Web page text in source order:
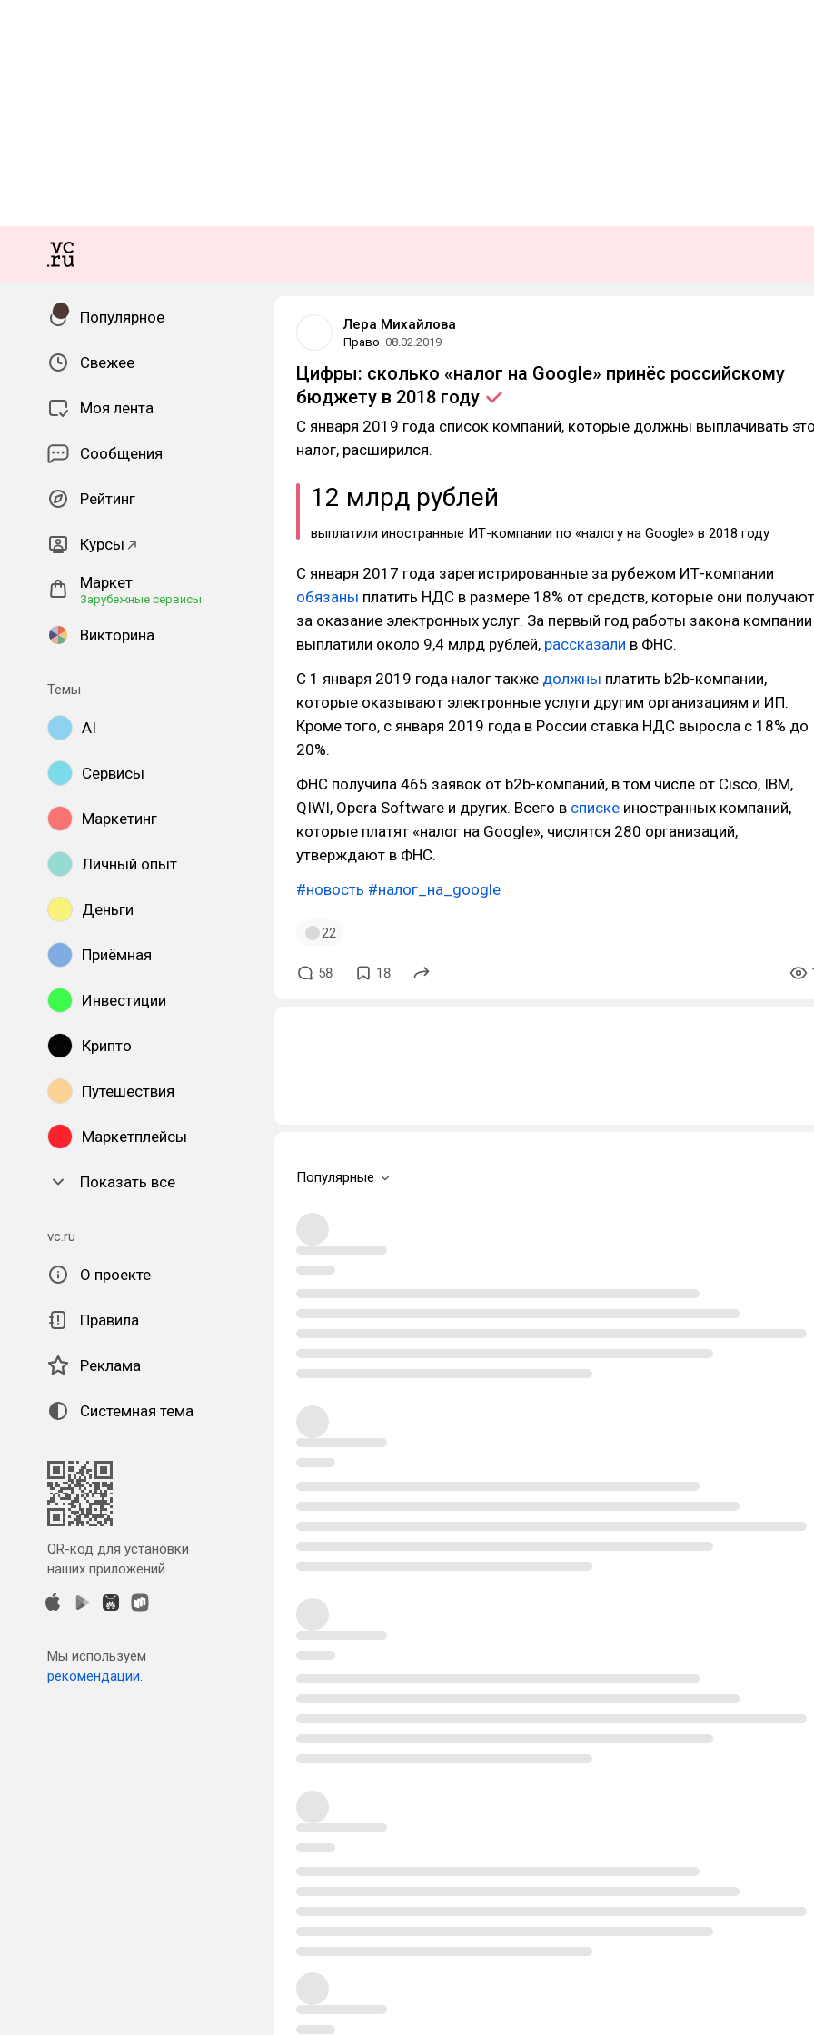
Популярное
Свежее
Моя лента
Сообщения
Рейтинг
Курсы
Маркет
Зарубежные сервисы
Викторина
Темы
AI
Сервисы
Маркетинг
Личный опыт
Деньги
Приёмная
Инвестиции
Крипто
Путешествия
Маркетплейсы
Показать все
vc.ru
О проекте
Правила
Реклама
Системная тема
QR-код для установки
наших приложений.
Мы используем
рекомендации.
Лера Михайлова
Право 08.02.2019
Цифры: сколько «налог на Google» принёс российскому
бюджету в 2018 году
С января 2019 года список компаний, которые должны выплачивать
налог, расширился.
12 млрд рублей
выплатили иностранные ИТ-компании по «налогу на Google» в 2018 году
С января 2017 года зарегистрированные за рубежом ИТ-компании
обязаны платить НДС в размере 18% от средств, которые они получают
за оказание электронных услуг. За первый год работы закона компании
выплатили около 9,4 млрд рублей, рассказали в ФНС.
С 1 января 2019 года налог также должны платить b2b-компании,
которые оказывают электронные услуги другим организациям и ИП.
Кроме того, с января 2019 года в России ставка НДС выросла с 18% до
20%.
ФНС получила 465 заявок от b2b-компаний, в том числе от Cisco, IBM,
QIWI, Opera Software и других. Всего в списке иностранных компаний,
которые платят «налог на Google», числятся 280 организаций,
утверждают в ФНС.
#новость #налог_на_google
22
58 18
Популярные